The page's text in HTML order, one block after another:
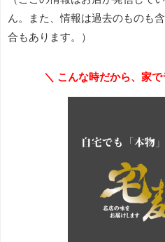
ん。また、情報は過去のものも
合もあります。）
＼ こんな時だから、家